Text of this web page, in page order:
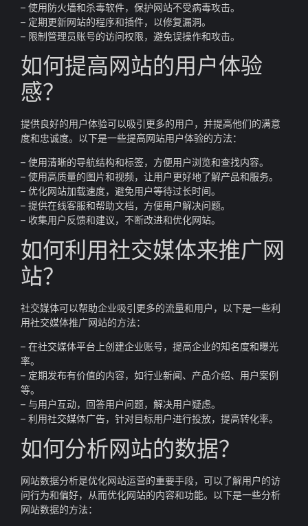
– 使用防火墙和杀毒软件，保护网站不受病毒攻击。
– 定期更新网站的程序和插件，以修复漏洞。
– 限制管理员账号的访问权限，避免误操作和攻击。
如何提高网站的用户体验
感？
提供良好的用户体验可以吸引更多的用户，并提高他们的满意
度和忠诚度。以下是一些提高网站用户体验的方法：
– 使用清晰的导航结构和标签，方便用户浏览和查找内容。
– 使用高质量的图片和视频，让用户更好地了解产品和服务。
– 优化网站加载速度，避免用户等待过长时间。
– 提供在线客服和帮助文档，方便用户解决问题。
– 收集用户反馈和建议，不断改进和优化网站。
如何利用社交媒体来推广网
站？
社交媒体可以帮助企业吸引更多的流量和用户，以下是一些利
用社交媒体推广网站的方法：
– 在社交媒体平台上创建企业账号，提高企业的知名度和曝光
率。
– 定期发布有价值的内容，如行业新闻、产品介绍、用户案例
等。
– 与用户互动，回答用户问题，解决用户疑虑。
– 利用社交媒体广告，针对目标用户进行投放，提高转化率。
如何分析网站的数据？
网站数据分析是优化网站运营的重要手段，可以了解用户的访
问行为和偏好，从而优化网站的内容和功能。以下是一些分析
网站数据的方法：